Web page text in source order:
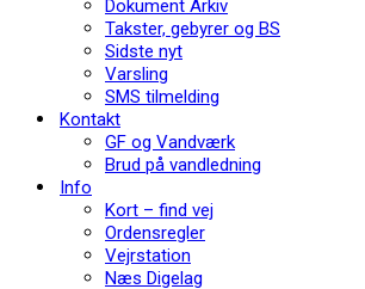
Dokument Arkiv
Takster, gebyrer og BS
Sidste nyt
Varsling
SMS tilmelding
Kontakt
GF og Vandværk
Brud på vandledning
Info
Kort – find vej
Ordensregler
Vejrstation
Næs Digelag